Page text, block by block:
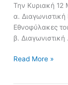
Την Κυριακή 12
α.
Εθνοφύλακες
β. Διαγωνιστική
Read More »